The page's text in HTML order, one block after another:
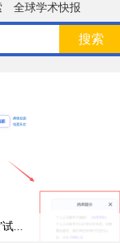
全球学术快报
搜索
试...